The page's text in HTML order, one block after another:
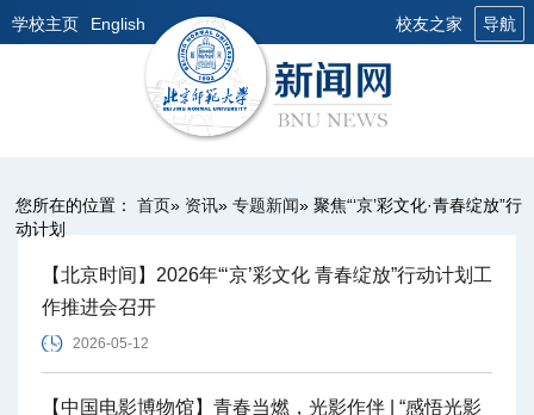
学校主页 English 校友之家 导航
您所在的位置： 首页» 资讯» 专题新闻» 聚焦“‘京’彩文化·青春绽放”行
动计划
【北京时间】2026年“‘京’彩文化 青春绽放”行动计划工
作推进会召开
2026-05-12
【中国电影博物馆】青春当燃，光影作伴 | “感悟光影